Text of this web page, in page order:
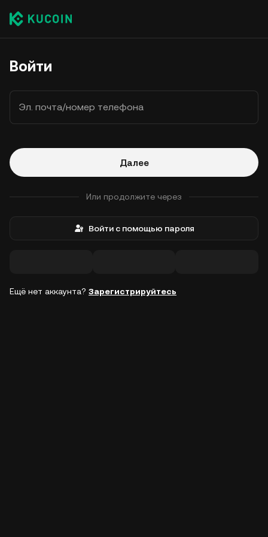
Войти
Эл. почта/номер телефона
Далее
Или продолжите через
Войти с помощью пароля
Ещё нет аккаунта? Зарегистрируйтесь